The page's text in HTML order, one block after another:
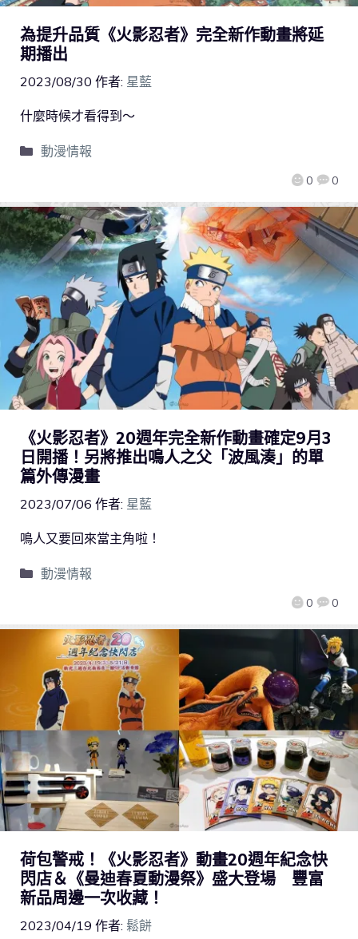
為提升品質《火影忍者》完全新作動畫將延
期播出
2023/08/30 作者: 星藍
0 0
什麼時候才看得到～
動漫情報
《火影忍者》20週年完全新作動畫確定9月3
日開播！另將推出鳴人之父「波風湊」的單
篇外傳漫畫
2023/07/06 作者: 星藍
0 0
鳴人又要回來當主角啦！
動漫情報
荷包警戒！《火影忍者》動畫20週年紀念快
閃店＆《曼迪春夏動漫祭》盛大登場 豐富
新品周邊一次收藏！
2023/04/19 作者: 鬆餅